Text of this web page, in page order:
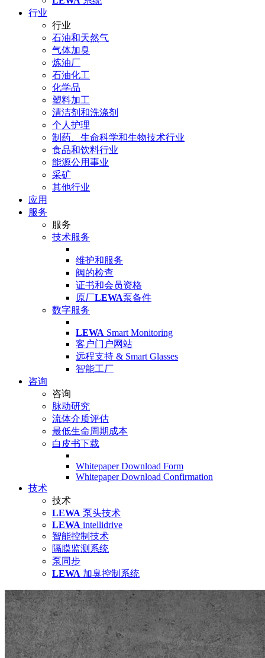
行业
行业
石油和天然气
气体加臭
炼油厂
石油化工
化学品
塑料加工
清洁剂和洗涤剂
个人护理
制药、生命科学和生物技术行业
食品和饮料行业
能源公用事业
采矿
其他行业
应用
服务
服务
技术服务
维护和服务
阀的检查
证书和会员资格
原厂LEWA泵备件
数字服务
LEWA Smart Monitoring
客户门户网站
远程支持 & Smart Glasses
智能工厂
咨询
咨询
脉动研究
流体介质评估
最低生命周期成本
白皮书下载
Whitepaper Download Form
Whitepaper Download Confirmation
技术
技术
LEWA 泵头技术
LEWA intellidrive
智能控制技术
隔膜监测系统
泵同步
LEWA 加臭控制系统